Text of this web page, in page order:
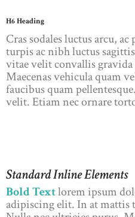
H6 Heading
Cras sodales luctus arcu,
turpis ac nibh luctus
vitae velit convallis
Maecenas vehicula quam
faucibus quam
velit. Etiam nec ornare
Standard Inline Elements
Bold Textlorem ipsum
adipiscing elit. In at mattis